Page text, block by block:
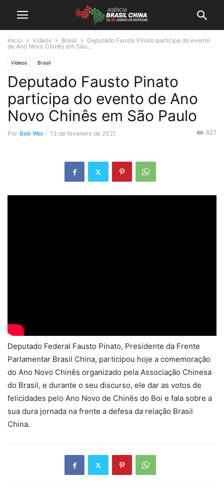
Início Videos Brasil
Deputado Fausto Pinato participa do evento
de Ano Novo Chinês em São...
Videos Brasil
Deputado Fausto Pinato
participa do evento de Ano
Novo Chinês em São Paulo
Por Bob Wei - 13 de fevereiro de 2021 827
Deputado Federal Fausto Pinato, Presidente da Frente
Parlamentar Brasil China, participou hoje a comemoração
do Ano Novo Chinês organizado pela Associação Chinesa
do Brasil, e durante o seu discurso, ele dar as votos de
felicidades pelo Ano Novo de Chinês do Boi e fala sobre a
sua dura jornada na frente a defesa da relação Brasil
China.